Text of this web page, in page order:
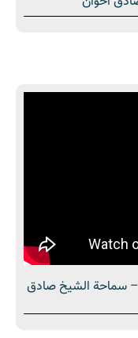
برنامج نور مبين 12 جمادى الأولى 1446 – سماحة الشيخ صادق